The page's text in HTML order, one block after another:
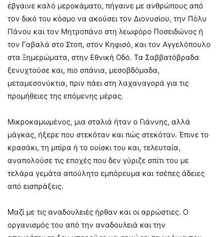
έβγαινε καλό μεροκάματο, πήγαινε με ανθρώπους από
τον δικό του κόσμο να ακούσει τον Διονυσίου, την Πόλυ
Πάνου και τον Μητροπάνο στη λεωφόρο Ποσειδώνος ή
τον Γαβαλά στο Στοπ, στον Κηφισό, και τον Αγγελόπουλο
στα Ξημερώματα, στην Εθνική Οδό. Τα Σαββατόβραδα
ξενυχτούσε και, πιο σπάνια, μεσοβδόμαδα,
μεταμεσονύκτια, πριν πάει στη λαχαναγορά για τις
προμήθειες της επόμενης μέρας.
Μικροκαμωμένος, μια σταλιά ήταν ο Γιάννης, αλλά
μάγκας, ήξερε που στεκόταν και πώς στεκόταν. Έπινε το
κρασάκι, τη μπίρα ή το ουίσκι του και, τελευταία,
αναπολούσε τις εποχές που δεν γύριζε σπίτι του με
τελάρα γεμάτα απούλητο εμπόρευμα και τσέπες άδειες
από εισπράξεις.
Μαζί με τις αναδουλειές ήρθαν και οι αρρώστιες. Ο
οργανισμός του από την αναδουλειά και την